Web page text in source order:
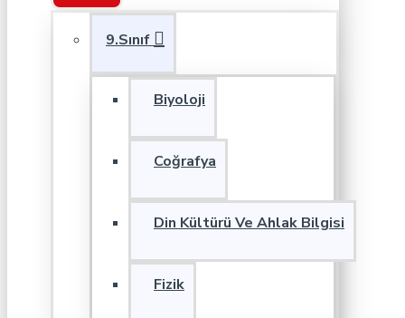
9.Sınıf
Biyoloji
Coğrafya
Din Kültürü Ve Ahlak Bilgisi
Fizik